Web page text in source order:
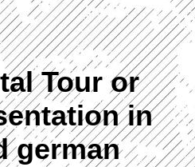
Tour or
in
german